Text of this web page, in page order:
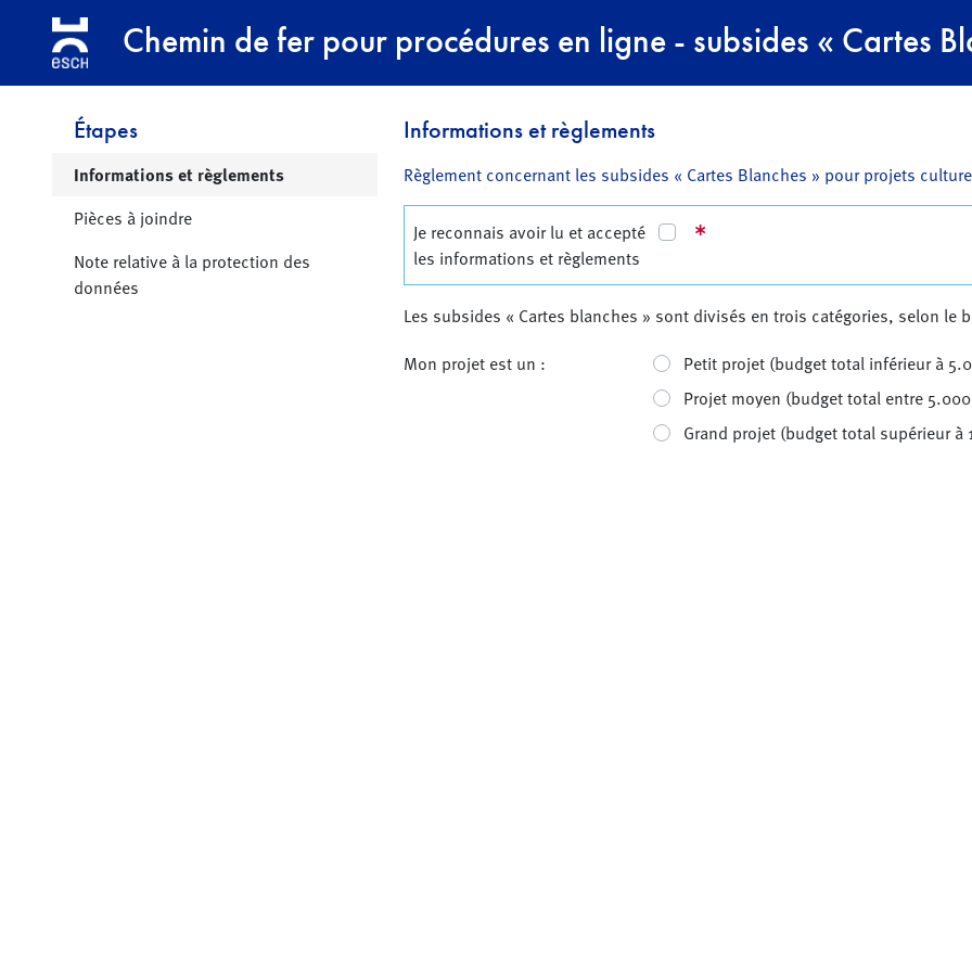
Chemin de fer pour procédures en ligne - subsides « Cartes
Étapes
Informations et règlementsPage active
Pièces à joindre
Note relative à la protection des
données
Informations et règlements
Règlement concernant les subsides « Cartes Blanches » pour projets
Je reconnais avoir lu et accepté
les informations et règlements
Les subsides « Cartes blanches » sont divisés en trois catégories, selon le
Mon projet est un :
Petit projet (budget total inférieur à
Projet moyen (budget total entre
Grand projet (budget total supérieur à